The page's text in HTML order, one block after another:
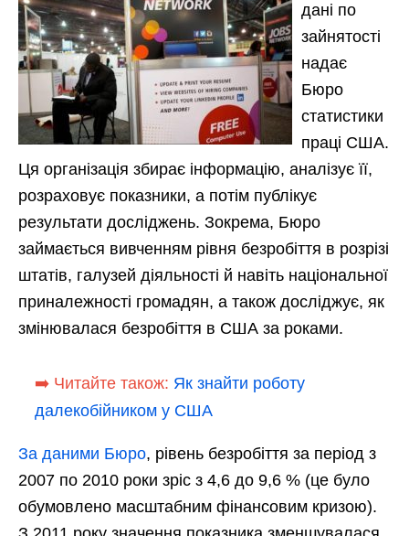
дані по
зайнятості
надає
Бюро
статистики
праці США.
Ця організація збирає інформацію, аналізує її,
розраховує показники, а потім публікує
результати досліджень. Зокрема, Бюро
займається вивченням рівня безробіття в розрізі
штатів, галузей діяльності й навіть національної
приналежності громадян, а також досліджує, як
змінювалася безробіття в США за роками.
➡️ Читайте також: Як знайти роботу
далекобійником у США
За даними Бюро, рівень безробіття за період з
2007 по 2010 роки зріс з 4,6 до 9,6 % (це було
обумовлено масштабним фінансовим кризою).